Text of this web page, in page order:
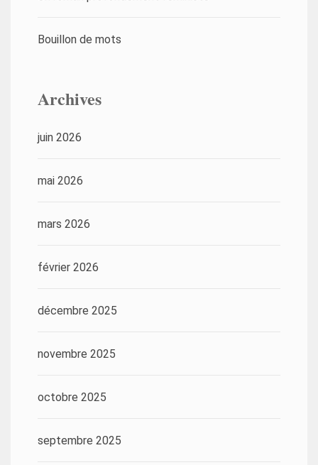
Bouillon de mots
Archives
juin 2026
mai 2026
mars 2026
février 2026
décembre 2025
novembre 2025
octobre 2025
septembre 2025